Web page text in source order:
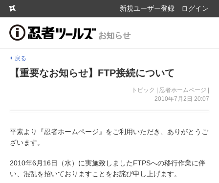
新規ユーザー登録 ログイン
戻る
【重要なお知らせ】FTP接続について
トピック | 忍者ホームページ |
2010年7月2日 20:07
平素より『忍者ホームページ』をご利用いただき、ありがとうご
ざいます。
2010年6月16日（水）に実施致しましたFTPSへの移行作業に伴
い、混乱を招いておりますことをお詫び申し上げます。